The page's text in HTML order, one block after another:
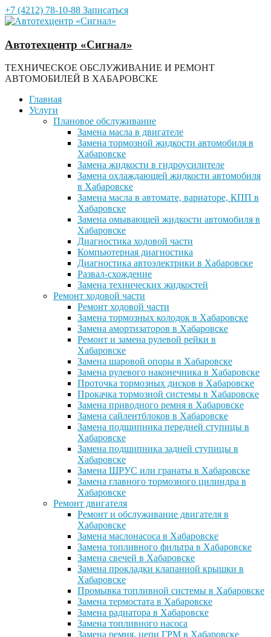
+7 (4212) 78-10-88 Записаться
Автотехцентр «Сигнал»
ТЕХНИЧЕСКОЕ ОБСЛУЖИВАНИЕ И РЕМОНТ
АВТОМОБИЛЕЙ В ХАБАРОВСКЕ
Главная
Услуги
Плановое обслуживание
Замена масла в двигателе
Замена тормозной жидкости автомобиля в
Хабаровске
Замена жидкости в гидроусилителе
Замена охлаждающей жидкости автомобиля
в Хабаровске
Замена масла в автомате, вариаторе, КПП в
Хабаровске
Замена омывающей жидкости автомобиля в
Хабаровске
Диагностика ходовой части
Компьютерная диагностика
Диагностика автоэлектрики в Хабаровске
Развал-схождение
Замена технических жидкостей
Ремонт ходовой части
Ремонт ходовой части
Замена тормозных колодок в Хабаровске
Замена амортизаторов в Хабаровске
Ремонт и замена рулевой рейки в
Хабаровске
Замена шаровой опоры в Хабаровске
Замена рулевого наконечника в Хабаровске
Проточка тормозных дисков в Хабаровске
Прокачка тормозной системы в Хабаровске
Замена приводного ремня в Хабаровске
Замена сайлентблоков в Хабаровске
Замена подшипника передней ступицы в
Хабаровске
Замена подшипника задней ступицы в
Хабаровске
Замена ШРУС или гранаты в Хабаровске
Замена главного тормозного цилиндра в
Хабаровске
Ремонт двигателя
Ремонт и обслуживание двигателя в
Хабаровске
Замена маслонасоса в Хабаровске
Замена топливного фильтра в Хабаровске
Замена свечей в Хабаровске
Замена прокладки клапанной крышки в
Хабаровске
Промывка топливной системы в Хабаровске
Замена термостата в Хабаровске
Замена радиатора в Хабаровске
Замена топливного насоса
Замена ремня, цепи ГРМ в Хабаровске